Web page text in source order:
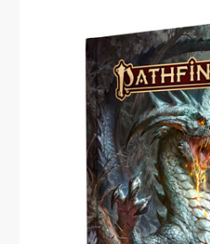
Krimi-Dinner
Living Card Games
Malen/Modellbau
Rollenspiele
Sammelkartenspiele